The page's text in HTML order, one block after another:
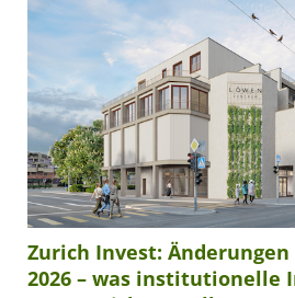
Zurich Invest:
2026 – was institutionelle